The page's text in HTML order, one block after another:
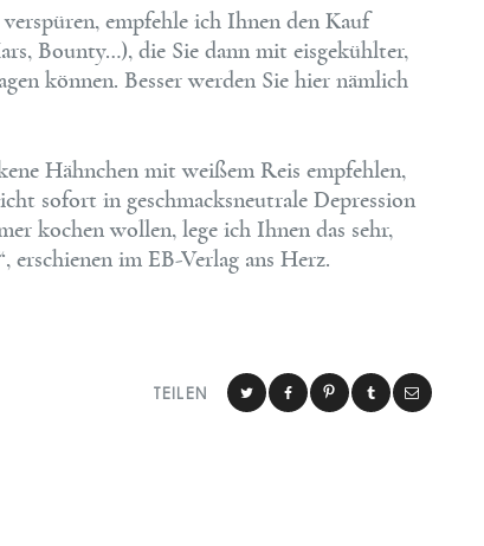
empfehle ich Ihnen den Kauf
Bounty…), die Sie dann mit eisgekühlter,
können. Besser werden Sie hier nämlich
Hähnchen mit weißem Reis empfehlen,
sofort in geschmacksneutrale Depression
kochen wollen, lege ich Ihnen das sehr,
im EB-Verlag ans Herz.
TEILEN